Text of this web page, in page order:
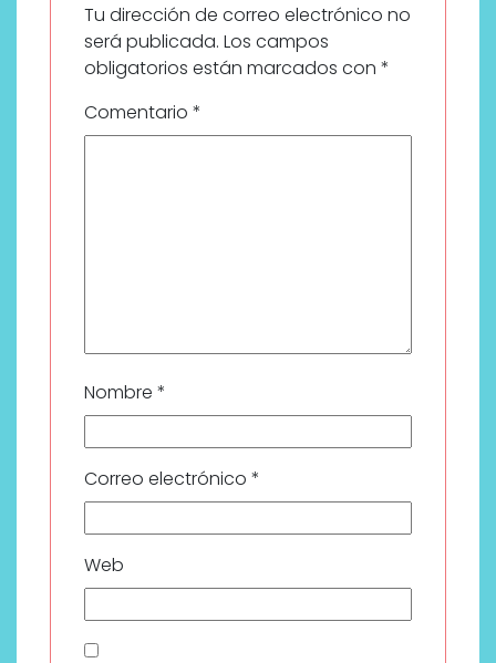
Tu dirección de correo electrónico no
será publicada. Los campos
obligatorios están marcados con *
Comentario *
Nombre *
Correo electrónico *
Web